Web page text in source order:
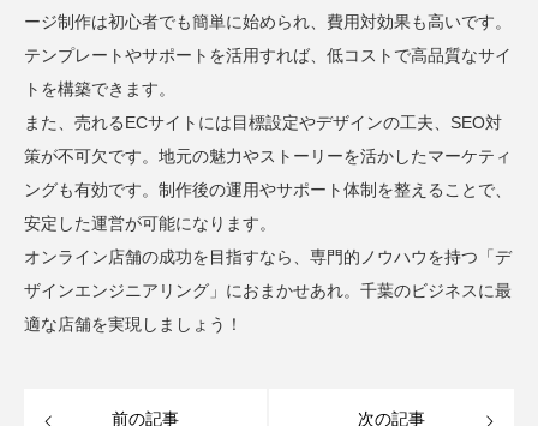
ージ制作は初心者でも簡単に始められ、費用対効果も高いです。
テンプレートやサポートを活用すれば、低コストで高品質なサイ
トを構築できます。
また、売れるECサイトには目標設定やデザインの工夫、SEO対
策が不可欠です。地元の魅力やストーリーを活かしたマーケティ
ングも有効です。制作後の運用やサポート体制を整えることで、
安定した運営が可能になります。
オンライン店舗の成功を目指すなら、専門的ノウハウを持つ「デ
ザインエンジニアリング」におまかせあれ。千葉のビジネスに最
適な店舗を実現しましょう！
前の記事 次の記事